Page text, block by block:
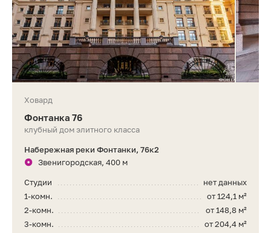
Ховард
Фонтанка 76
клубный дом элитного класса
Набережная реки Фонтанки, 76к2
Звенигородская, 400 м
нет данных
Студии
от 124,1 м²
1-комн.
от 148,8 м²
2-комн.
от 204,4 м²
3-комн.